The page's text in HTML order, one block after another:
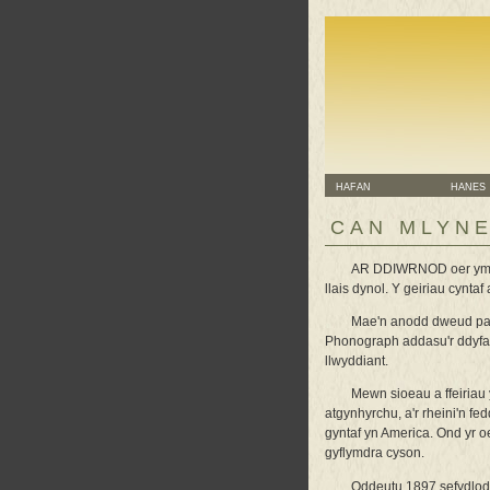
HAFAN HANES
CAN
AR DDIWRNOD oer
llais dynol. Y geiriau
Mae'n anodd dweud
Phonograph addasu'r
llwyddiant.
Mewn sioeau a
atgynhyrchu, a'r rheini'n
gyntaf yn America. Ond yr
gyflymdra cyson.
Oddeutu 1897